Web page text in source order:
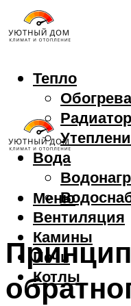
Тепло
Вода
Вентиляция
Камины
Печи
Котлы
Меню